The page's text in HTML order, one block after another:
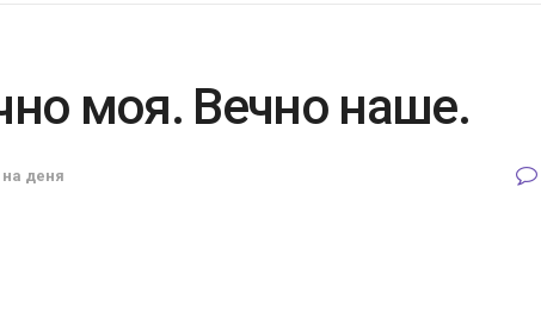
моя. Вечно наше.
деня